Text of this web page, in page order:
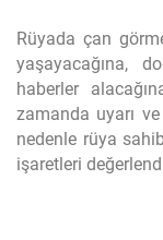
Rüyada çan
yaşayacağına,
haberler
zamanda uyarı
nedenle rüya
işaretleri